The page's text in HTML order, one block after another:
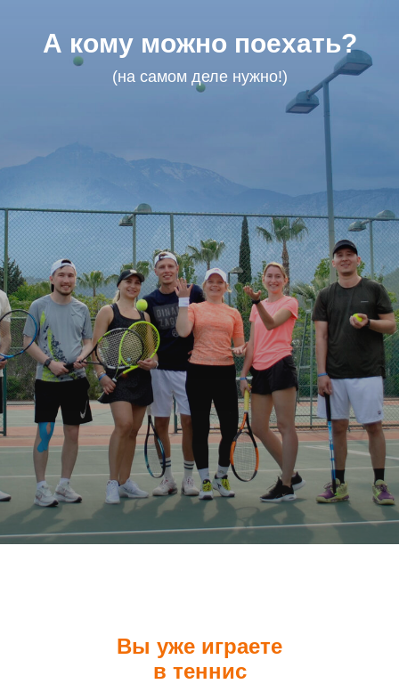
А кому можно поехать?
(на самом деле нужно!)
Вы уже играете
в теннис